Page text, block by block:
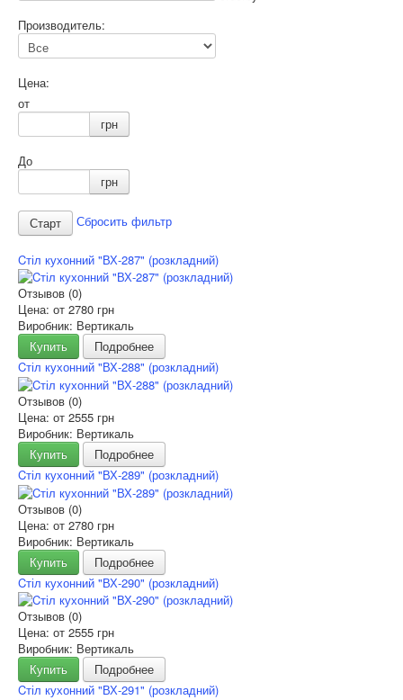
Производитель:
Цена:
от
грн
До
грн
Сбросить фильтр
Cтіл кухонний "ВХ-287" (розкладний)
Отзывов (0)
Цена: от 2780 грн
Виробник: Вертикаль
Купить
Подробнее
Cтіл кухонний "ВХ-288" (розкладний)
Отзывов (0)
Цена: от 2555 грн
Виробник: Вертикаль
Купить
Подробнее
Cтіл кухонний "ВХ-289" (розкладний)
Отзывов (0)
Цена: от 2780 грн
Виробник: Вертикаль
Купить
Подробнее
Cтіл кухонний "ВХ-290" (розкладний)
Отзывов (0)
Цена: от 2555 грн
Виробник: Вертикаль
Купить
Подробнее
Cтіл кухонний "ВХ-291" (розкладний)